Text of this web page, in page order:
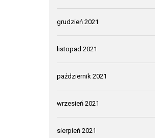
grudzień 2021
listopad 2021
październik 2021
wrzesień 2021
sierpień 2021